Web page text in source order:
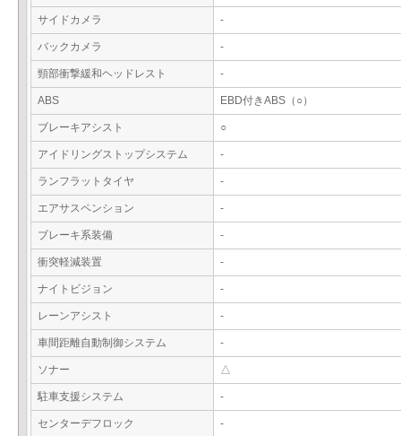
サイドカメラ -
バックカメラ -
頸部衝撃緩和ヘッドレスト -
ABS EBD付きABS（○）
ブレーキアシスト ○
アイドリングストップシステム -
ランフラットタイヤ -
エアサスペンション -
ブレーキ系装備 -
衝突軽減装置 -
ナイトビジョン -
レーンアシスト -
車間距離自動制御システム -
ソナー △
駐車支援システム -
センターデフロック -